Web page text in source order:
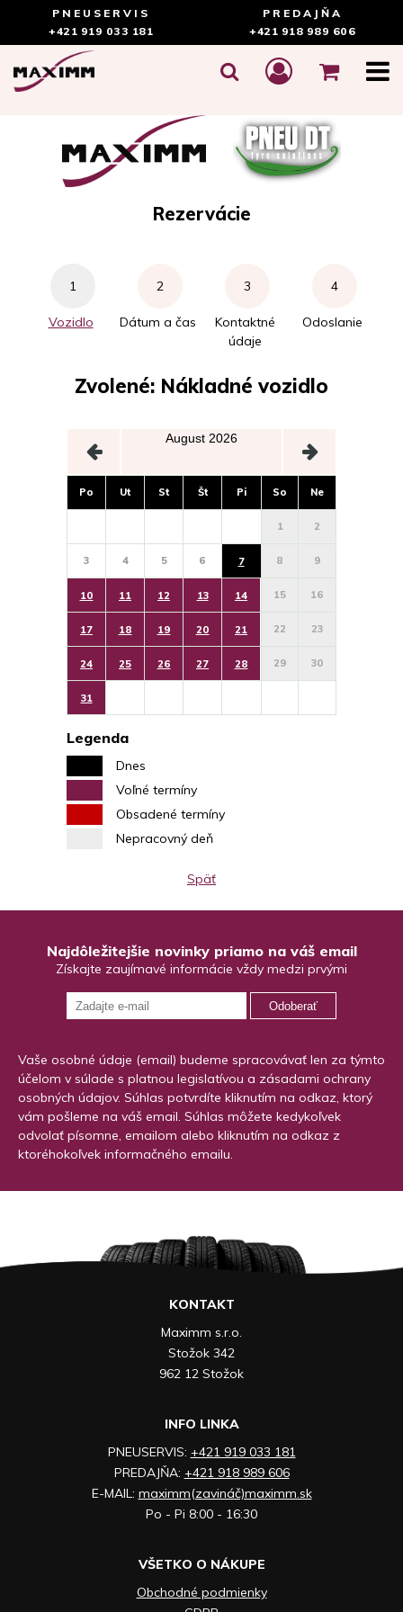
PNEUSERVIS
+421 919 033 181
PREDAJŇA
+421 918 989 606
Rezervácie
Vozidlo Dátum a čas
Kontaktné
údaje
Odoslanie
Zvolené: Nákladné vozidlo
August 2026
Po Ut St Št Pi So Ne
1 2
3 4 5 6 7 8 9
10 11 12 13 14 15 16
17 18 19 20 21 22 23
24 25 26 27 28 29 30
31
Legenda
Obsadené termíny
Voľné termíny
Nepracovný deň
Dnes
Späť
Najdôležitejšie novinky priamo na váš email
Získajte zaujímavé informácie vždy medzi prvými
Odoberať
Vaše osobné údaje (email) budeme spracovávať len za týmto
účelom v súlade s platnou legislatívou a zásadami ochrany
osobných údajov. Súhlas potvrdíte kliknutím na odkaz, ktorý
vám pošleme na váš email. Súhlas môžete kedykoľvek
odvolať písomne, emailom alebo kliknutím na odkaz z
ktoréhokoľvek informačného emailu.
KONTAKT
Maximm s.r.o.
Stožok 342
962 12 Stožok
INFO LINKA
PNEUSERVIS: +421 919 033 181
PREDAJŇA: +421 918 989 606
E-MAIL: maximm(zavináč)maximm.sk
Po - Pi 8:00 - 16:30
VŠETKO O NÁKUPE
Obchodné podmienky